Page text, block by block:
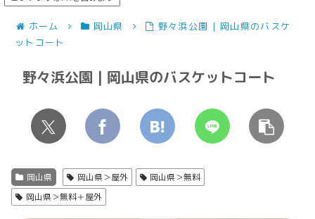
ホーム 岡山県
野々浜公園 | 岡山県のバスケ
ットコート
野々浜公園 | 岡山県のバスケットコート
岡山県 岡山県＞屋外
岡山県＞無料
岡山県＞無料＋屋外